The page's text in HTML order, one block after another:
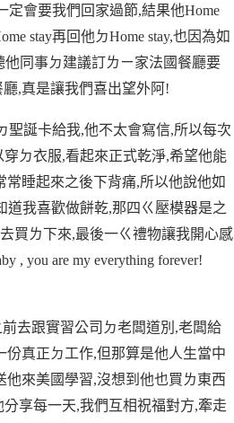
定會要我們回家過節,結果他Home
stay再回他ㄉHome stay,也因為如
他同事ㄉ建議訂ㄌㄧ家法國餐廳要
廳,真是讓我們喜出望外阿!
聖誕卡給我,他不太會寫信,所以每次
穿ㄉ衣服,看起來正式乾淨,希望他能
常睡起來之後下背痛,所以他說他如
道我喜歡做餅乾,那四ㄍ壓模器是之
買ㄌ下來,最後一ㄍ禮物讓我開心感
, you are my everything forever!
去跟實習公司ㄉ老闆道別 ,老闆給
份真正ㄉ工作,但那算是他人生當中
他來美國學習,沒想到他也買ㄌ東西
分享每一天,我們互相祝福對方,牽走